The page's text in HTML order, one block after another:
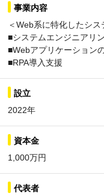
事業内容
＜Web系に特化したシ
■システムエンジニアリ
■Webアプリケーション
■RPA導入支援
設立
2022年
資本金
1,000万円
代表者